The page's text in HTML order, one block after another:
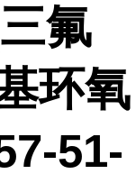
氟
环氧
51-